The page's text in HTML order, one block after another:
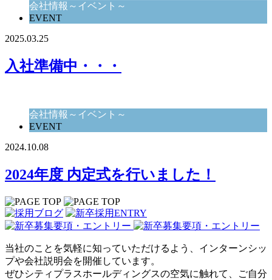
会社情報～イベント～
EVENT
2025.03.25
入社準備中・・・
会社情報～イベント～
EVENT
2024.10.08
2024年度 内定式を行いました！
当社のことを気軽に知っていただけるよう、インターンシッ
プや会社説明会を開催しています。
ぜひシティプラスホールディングスの空気に触れて、ご自分